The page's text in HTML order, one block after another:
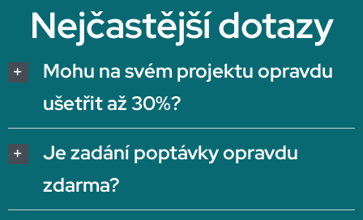
Nejčastější dotazy
Mohu na svém projektu opravdu
ušetřit až 30%?
Je zadání poptávky opravdu
zdarma?